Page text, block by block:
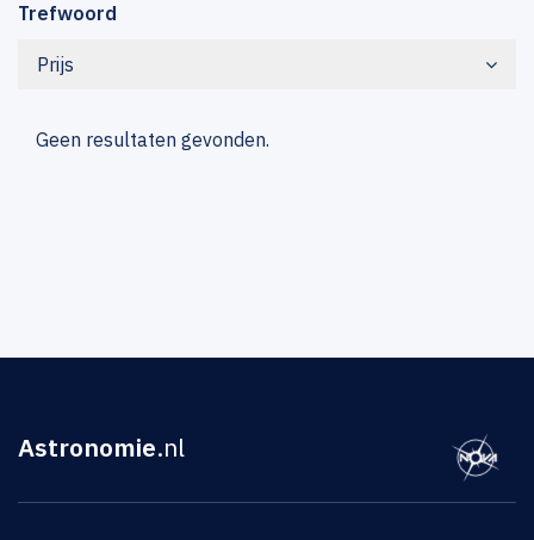
Trefwoord
Prijs
Geen resultaten gevonden.
Astronomie.nl